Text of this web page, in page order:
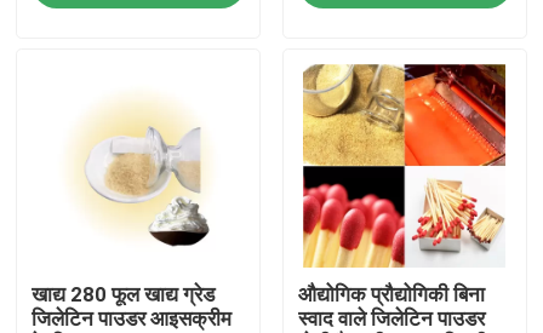
हमसे संपर्क करें
उद्धरण मांगें
खाद्य ग्रेड जिलेटिन पाउडर
खाद्य जिलेटिन पाउडर
खाद्य 280 फूल खाद्य ग्रेड
जिलेटिन पाउडर आइसक्रीम
औद्योगिक प्रौद्योगिकी बिना
स्वाद वाले जिलेटिन पाउडर